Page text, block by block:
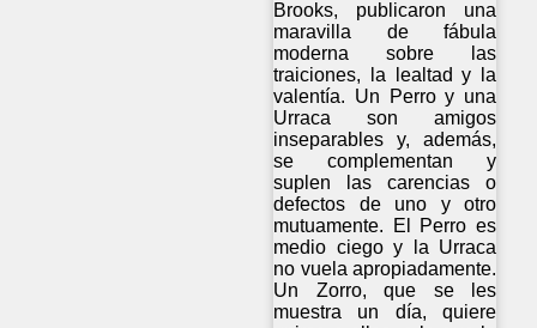
Brooks, publicaron una
maravilla de fábula
moderna sobre las
traiciones, la lealtad y la
valentía. Un Perro y una
Urraca son amigos
inseparables y, además,
se complementan y
suplen las carencias o
defectos de uno y otro
mutuamente. El Perro es
medio ciego y la Urraca
no vuela apropiadamente.
Un Zorro, que se les
muestra un día, quiere